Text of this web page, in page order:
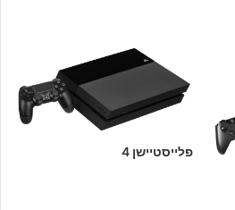
פלייסטיישן 4